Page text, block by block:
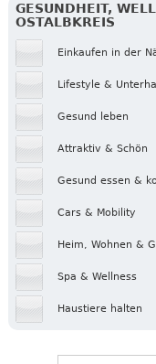
GESUNDHEIT,
OSTALBKREIS
Einkaufen in der
Lifestyle &
Gesund leben
Attraktiv & Schön
Gesund essen &
Cars & Mobility
Heim, Wohnen &
Spa & Wellness
Haustiere halten